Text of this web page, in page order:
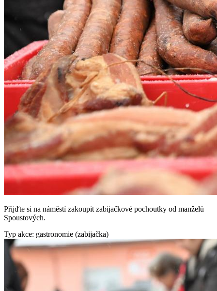
Přijďte si na náměstí zakoupit zabijačkové pochoutky od manželů
Spoustových.
Typ akce: gastronomie (zabijačka)